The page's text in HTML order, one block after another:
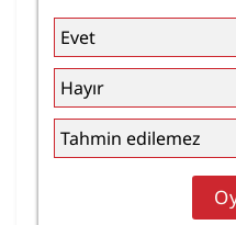
Evet
Hayır
Tahmin edilemez